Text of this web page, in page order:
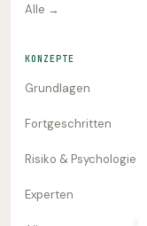
Alle →
KONZEPTE
Grundlagen
Fortgeschritten
Risiko & Psychologie
Experten